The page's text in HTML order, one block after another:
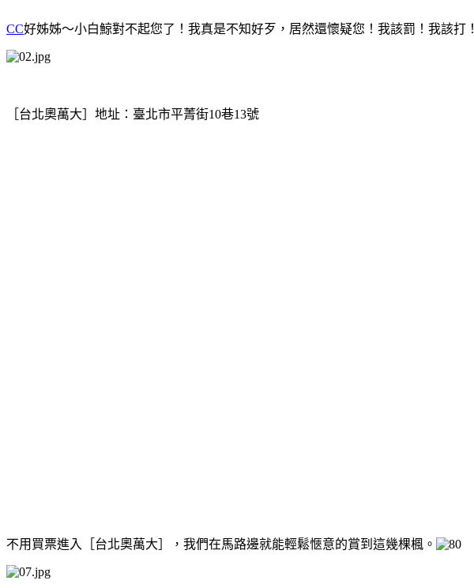
CC好姊姊～小白鯨對不起您了！我真是不知好歹，居然還懷疑您！我該罰！我該打！
［台北奧萬大］地址：臺北市平菁街10巷13號
不用買票進入［台北奧萬大］，我們在馬路邊就能輕鬆愜意的賞到這幾棵楓 。